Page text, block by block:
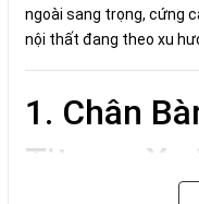
ngoài sang trọng, cứng
nội thất đang theo xu
1. Chân
Titan – Xu